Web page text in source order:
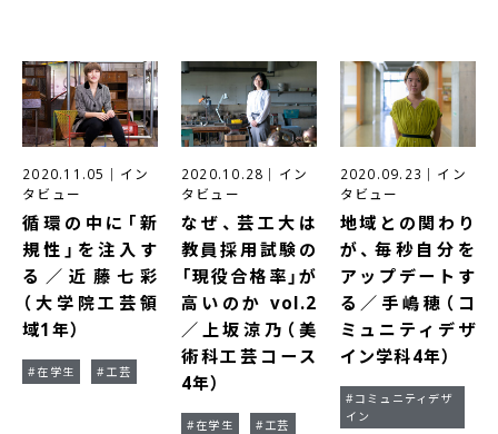
2020.11.05 ｜ イン
タビュー
循環の中に「新
規性」を注入す
る／近藤七彩
（大学院工芸領
域1年）
#在学生 #工芸
2020.10.28 ｜ イン
タビュー
なぜ、芸工大は
教員採用試験の
「現役合格率」が
高いのか vol.2
／上坂涼乃（美
術科工芸コース
4年）
#在学生 #工芸
2020.09.23 ｜ イン
タビュー
地域との関わり
が、毎秒自分を
アップデートす
る／手嶋穂（コ
ミュニティデザ
イン学科4年）
#コミュニティデザ
イン